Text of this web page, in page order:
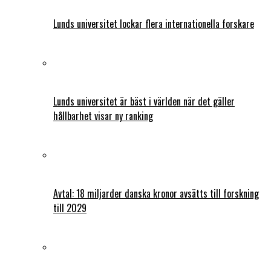
Lunds universitet lockar flera internationella forskare
Lunds universitet är bäst i världen när det gäller
hållbarhet visar ny ranking
Avtal: 18 miljarder danska kronor avsätts till forskning
till 2029